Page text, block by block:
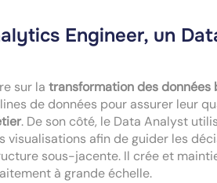
Engineer, un
sur latransformation des données
de données pour assurer leur
. De son côté, le Data Analyst
afin de guider les
sous-jacente. Il crée et
à grande échelle.